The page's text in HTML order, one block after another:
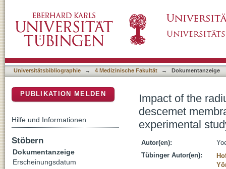
keratoplasty: an ex vivo experimental study
Universitätsbibliographie → 4 Medizinische Fakultät → Dokumentanzeige
Impact of the
descemet
experimental
Autor(en):
Tübinger Autor(en):
PUBLIKATION MELDEN
Hilfe und Informationen
Stöbern
Dokumentanzeige
Erscheinungsdatum